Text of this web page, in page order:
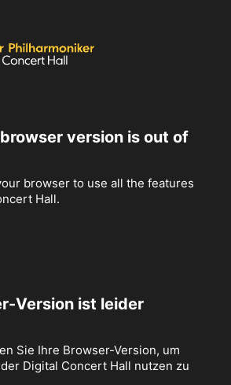
version is out of
browser to use all the features
Hall.
Version ist leider
Sie Ihre Browser-Version, um
Digital Concert Hall nutzen zu